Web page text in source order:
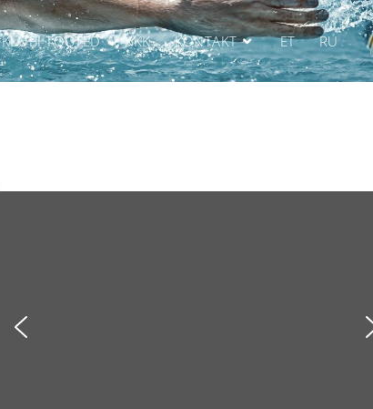
KLUBI TOOTED KKK KONTAKT ET RU